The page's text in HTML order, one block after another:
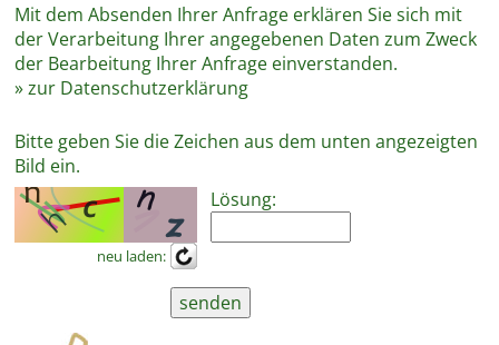
Mit dem Absenden Ihrer Anfrage erklären Sie sich mit
der Verarbeitung Ihrer angegebenen Daten zum Zweck
der Bearbeitung Ihrer Anfrage einverstanden.
» zur Datenschutzerklärung
Bitte geben Sie die Zeichen aus dem unten angezeigten
Bild ein.
neu laden:
Lösung: